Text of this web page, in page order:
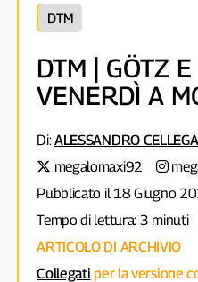
DTM
DTM | GÖTZ
VENERDÌ A
Di:ALESSANDRO
megalomaxi92
Pubblicato il 18 Giugno
Tempo di lettura: 3 minuti
ARTICOLO DI ARCHIVIO
Collegati per la versione